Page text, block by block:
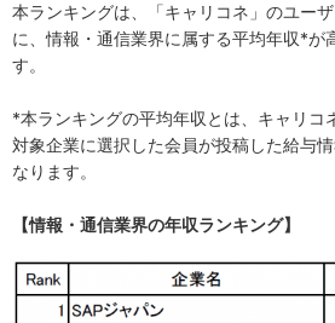
本ランキングは、「キャリコネ」のユー
に、情報・通信業界に属する平均年収*が
す。
*本ランキングの平均年収とは、キャリコ
対象企業に選択した会員が投稿した給与
なります。
【情報・通信業界の年収ランキング】